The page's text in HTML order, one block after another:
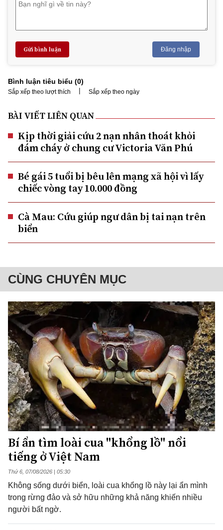
Gửi bình luận Đăng nhập
Bình luận tiêu biểu (0)
Sắp xếp theo lượt thích | Sắp xếp theo ngày
BÀI VIẾT LIÊN QUAN
Kịp thời giải cứu 2 nạn nhân thoát khỏi
đám cháy ở chung cư Victoria Văn Phú
Bé gái 5 tuổi bị bêu lên mạng xã hội vì lấy
chiếc vòng tay 10.000 đồng
Cà Mau: Cứu giúp ngư dân bị tai nạn trên
biển
CÙNG CHUYÊN MỤC
Bí ẩn tìm loài cua "khổng lồ" nổi
tiếng ở Việt Nam
Thứ 6, 07/08/2026 | 05:30
Không sống dưới biển, loài cua khổng lồ này lại ẩn mình
trong rừng đảo và sở hữu những khả năng khiến nhiều
người bất ngờ.